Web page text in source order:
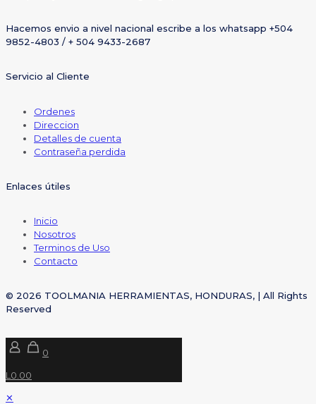
Hacemos envio a nivel nacional escribe a los whatsapp +504
9852-4803 / + 504 9433-2687
Servicio al Cliente
Ordenes
Direccion
Detalles de cuenta
Contraseña perdida
Enlaces útiles
Inicio
Nosotros
Terminos de Uso
Contacto
© 2026 TOOLMANIA HERRAMIENTAS, HONDURAS, | All Rights
Reserved
0
L0.00
✕